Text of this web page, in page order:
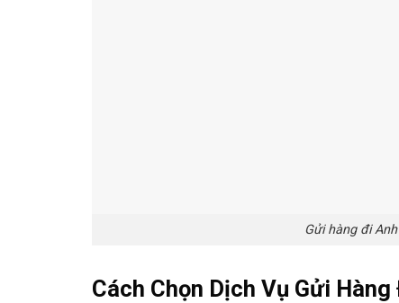
Gửi hàng đi
Cách Chọn Dịch Vụ Gửi